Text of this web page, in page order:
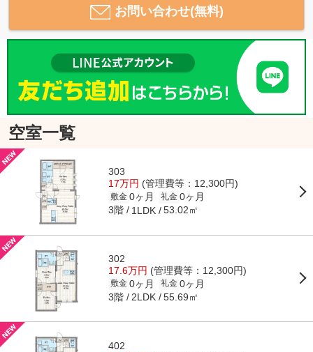
お問い合わせ(無料)
空室一覧
303
17万円 (管理費等：12,300円)
敷金 0ヶ月 礼金 0ヶ月
3階 1LDK 53.02㎡
302
17.6万円 (管理費等：12,300円)
敷金 0ヶ月 礼金 0ヶ月
3階 2LDK 55.69㎡
402